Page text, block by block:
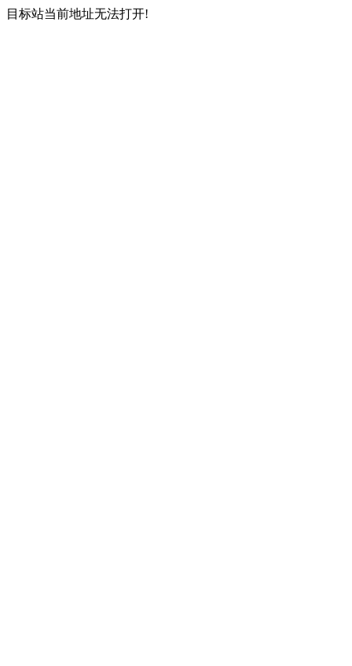
目标站当前地址无法打开!